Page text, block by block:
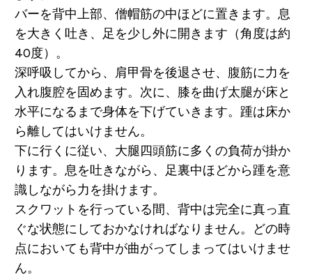
バーを背中上部、僧帽筋の中ほどに置きます。息
を大きく吐き、足を少し外に開きます（角度は約
40度）。
深呼吸してから、肩甲骨を後退させ、腹筋に力を
入れ腹腔を固めます。次に、膝を曲げ太腿が床と
水平になるまで身体を下げていきます。踵は床か
ら離してはいけません。
下に行くに従い、大腿四頭筋に多くの負荷が掛か
ります。息を吐きながら、足裏中ほどから踵を意
識しながら力を掛けます。
スクワットを行っている間、背中は完全に真っ直
ぐな状態にしておかなければなりません。どの時
点においても背中が曲がってしまってはいけませ
ん。